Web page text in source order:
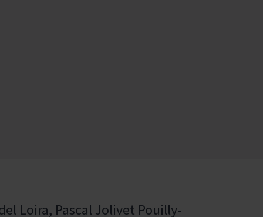
Loira, Pascal Jolivet Pouilly-